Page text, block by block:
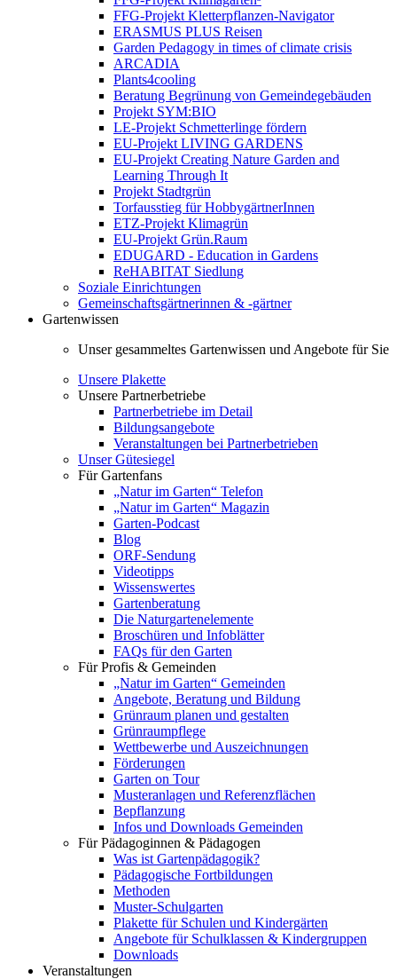
FFG-Projekt Kletterpflanzen-Navigator
ERASMUS PLUS Reisen
Garden Pedagogy in times of climate crisis
ARCADIA
Plants4cooling
Beratung Begrünung von Gemeindegebäuden
Projekt SYM:BIO
LE-Projekt Schmetterlinge fördern
EU-Projekt LIVING GARDENS
EU-Projekt Creating Nature Garden and
Learning Through It
Projekt Stadtgrün
Torfausstieg für HobbygärtnerInnen
ETZ-Projekt Klimagrün
EU-Projekt Grün.Raum
EDUGARD - Education in Gardens
ReHABITAT Siedlung
Soziale Einrichtungen
Gemeinschaftsgärtnerinnen & -gärtner
Gartenwissen
Unser gesammeltes Gartenwissen und Angebote für Sie
Unsere Plakette
Unsere Partnerbetriebe
Partnerbetriebe im Detail
Bildungsangebote
Veranstaltungen bei Partnerbetrieben
Unser Gütesiegel
Für Gartenfans
„Natur im Garten“ Telefon
„Natur im Garten“ Magazin
Garten-Podcast
Blog
ORF-Sendung
Videotipps
Wissenswertes
Gartenberatung
Die Naturgartenelemente
Broschüren und Infoblätter
FAQs für den Garten
Für Profis & Gemeinden
„Natur im Garten“ Gemeinden
Angebote, Beratung und Bildung
Grünraum planen und gestalten
Grünraumpflege
Wettbewerbe und Auszeichnungen
Förderungen
Garten on Tour
Musteranlagen und Referenzflächen
Bepflanzung
Infos und Downloads Gemeinden
Für Pädagoginnen & Pädagogen
Was ist Gartenpädagogik?
Pädagogische Fortbildungen
Methoden
Muster-Schulgarten
Plakette für Schulen und Kindergärten
Angebote für Schulklassen & Kindergruppen
Downloads
Veranstaltungen